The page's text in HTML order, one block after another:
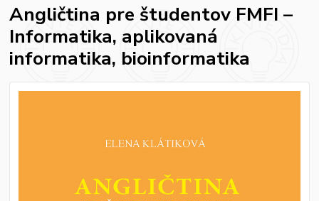
Angličtina pre študentov FMFI –
Informatika, aplikovaná
informatika, bioinformatika